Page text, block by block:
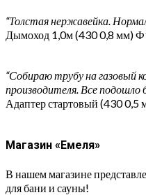
“Толстая нержавейка.
Дымоход 1,0м (430 0,8 мм)
“Собираю трубу на газовый
производителя. Все подошло
Адаптер стартовый (430
Магазин «Емеля»
В нашем магазине
для бани и сауны!